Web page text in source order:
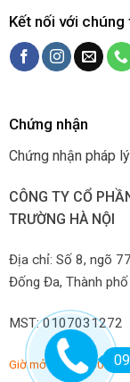
Kết nối với chúng
Chứng nhận
Chứng nhận pháp lý
CÔNG TY CỔ
TRƯỜNG HÀ NỘI
Địa chỉ: Số 8, ngõ
Đống Đa, Thành
MST: 0107031272
Giờ mở hàng: 7:00-